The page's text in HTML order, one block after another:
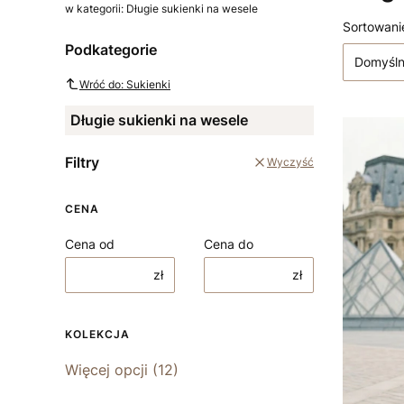
w kategorii: Długie sukienki na wesele
Podkategorie
Wróć do: Sukienki
Długie sukienki na wesele
Filtry Wyczyść
CENA
Cena od
zł
Cena do
zł
KOLEKCJA
Kolekcja
Więcej opcji (12)
Lista